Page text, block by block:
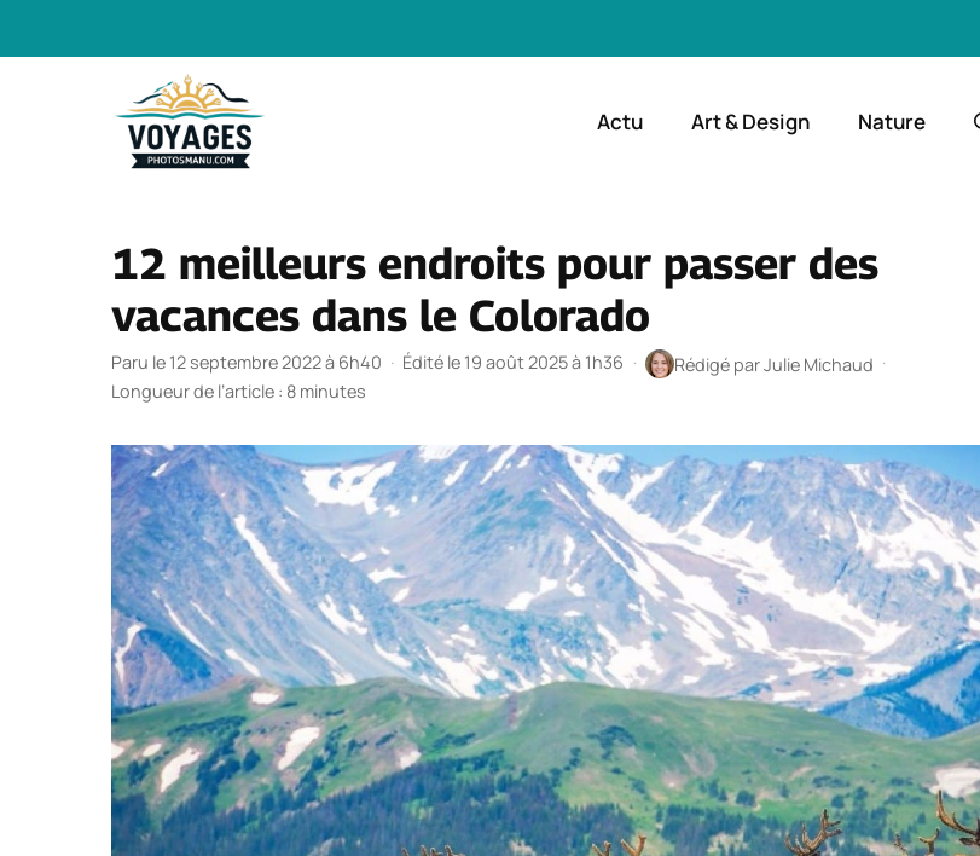
Actu Art & Design Nature
12 meilleurs endroits pour passer des
vacances dans le Colorado
Paru le 12 septembre 2022 à 6h40 · Édité le 19 août 2025 à 1h36 · Rédigé parJulie Michaud ·
Longueur de l’article : 8 minutes